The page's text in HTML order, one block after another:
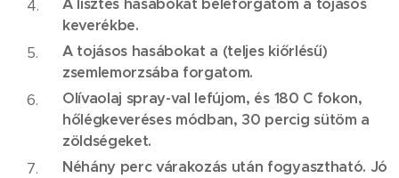
A lisztes hasábokat beleforgatom a tojásos
keverékbe.
A tojásos hasábokat a (teljes kiőrlésű)
zsemlemorzsába forgatom.
Olívaolaj spray-val lefújom, és 180 C fokon,
hőlégkeveréses módban, 30 percig sütöm a
zöldségeket.
Néhány perc várakozás után fogyasztható. Jó